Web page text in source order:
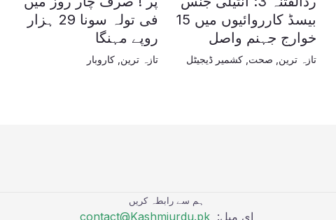
بیسڈ کارروائیوں میں 15
خوارج جہنم واصل
تازہ ترین صحت ,کشمیر ڈیجیٹل
فی تولہ سونا 29 ہزار
روپے مہنگا
تازہ ترین ,کاروبار
ہم سے رابطہ کریں
ای میل: contact@Kashmiurdu.pk